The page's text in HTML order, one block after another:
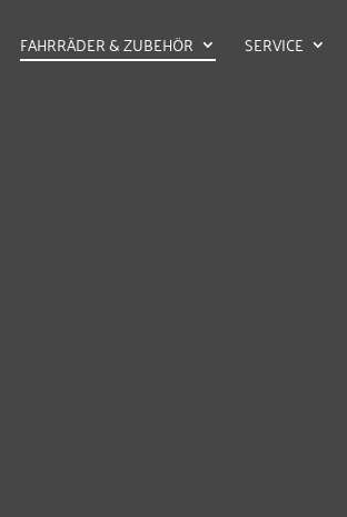
FAHRRÄDER & ZUBEHÖR SERVICE